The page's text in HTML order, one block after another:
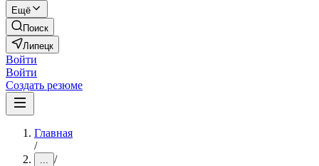
Ещё
Поиск
Липецк
Войти
Войти
Создать резюме
Главная
/
... /